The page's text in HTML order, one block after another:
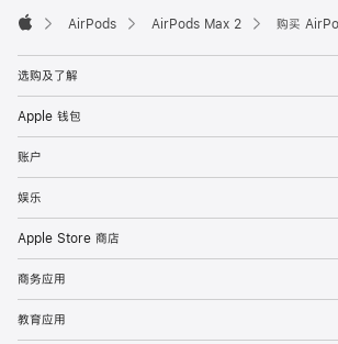
AirPods AirPods Max 2 购买
选购及了解
Apple 钱包
账户
娱乐
Apple Store 商店
商务应用
教育应用